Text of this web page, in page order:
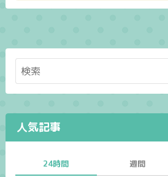
人気記事
24時間 週間